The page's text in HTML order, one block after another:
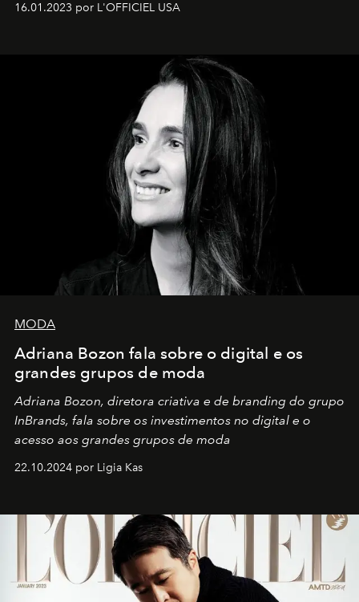
16.01.2023 por L'OFFICIEL USA
MODA
Adriana Bozon fala sobre o digital e os
grandes grupos de moda
Adriana Bozon, diretora criativa e de branding do grupo
InBrands, fala sobre os investimentos no digital e o
acesso aos grandes grupos de moda
22.10.2024 por Ligia Kas